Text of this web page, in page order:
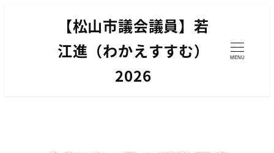
【松山市議会議員】若
江進（わかえすすむ）
2026
MENU